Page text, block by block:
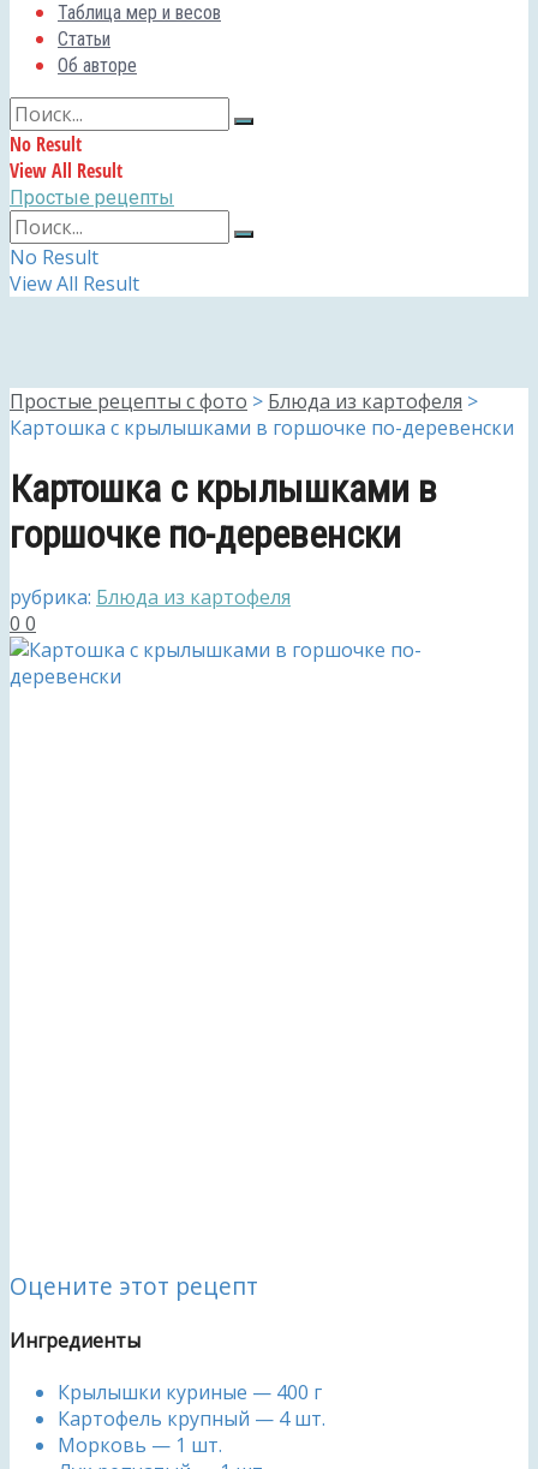
Таблица мер и весов
Статьи
Об авторе
No Result
View All Result
Простые рецепты
No Result
View All Result
Простые рецепты с фото > Блюда из картофеля >
Картошка с крылышками в горшочке по-деревенски
Картошка с крылышками в
горшочке по-деревенски
рубрика: Блюда из картофеля
0 0
Оцените этот рецепт
Ингредиенты
Крылышки куриные — 400 г
Картофель крупный — 4 шт.
Морковь — 1 шт.